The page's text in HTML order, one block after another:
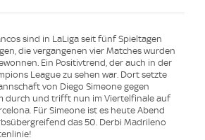
sind in LaLiga seit fünf Spieltagen
die vergangenen vier Matches wurden
Ein Positivtrend, der auch in der
League zu sehen war. Dort setzte
von Diego Simeone gegen
durch und trifft nun im Viertelfinale auf
Für Simeone ist es heute Abend
das 50. Derbi Madrileno